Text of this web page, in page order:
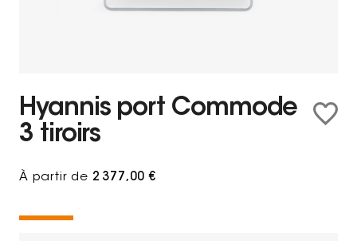
Hyannis port Commode
3 tiroirs
À partir de 2 377,00 €